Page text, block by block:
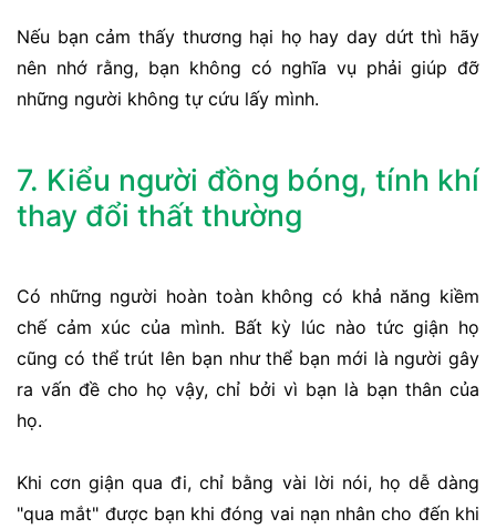
Nếu bạn cảm thấy thương hại họ hay day dứt thì hãy
nên nhớ rằng, bạn không có nghĩa vụ phải giúp đỡ
những người không tự cứu lấy mình.
7. Kiểu người đồng bóng, tính khí
thay đổi thất thường
Có những người hoàn toàn không có khả năng kiềm
chế cảm xúc của mình. Bất kỳ lúc nào tức giận họ
cũng có thể trút lên bạn như thể bạn mới là người gây
ra vấn đề cho họ vậy, chỉ bởi vì bạn là bạn thân của
họ.
Khi cơn giận qua đi, chỉ bằng vài lời nói, họ dễ dàng
"qua mắt" được bạn khi đóng vai nạn nhân cho đến khi